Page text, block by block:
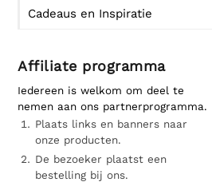
Cadeaus en Inspiratie
Affiliate programma
Iedereen is welkom om deel te
nemen aan ons partnerprogramma.
Plaats links en banners naar
onze producten.
De bezoeker plaatst een
bestelling bij ons.